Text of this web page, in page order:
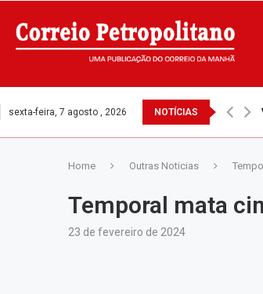
sexta-feira, 7 agosto , 2026 NOTÍCIAS
Home Outras Noticias
Temporal mata
23 de fevereiro de 2024